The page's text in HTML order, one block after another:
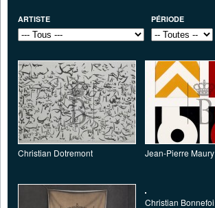
ARTISTE PÉRIODE
Christian Dotremont Jean-Pierre Maury
Christian Bonnefoi
Pages